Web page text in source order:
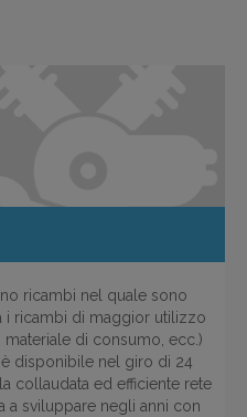
ricambi nel quale sono
i ricambi di maggior utilizzo
di consumo, ecc.)
disponibile nel giro di 24
collaudata ed efficiente rete
a sviluppare negli anni con